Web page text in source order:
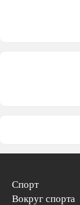
Спорт
Вокруг спорта